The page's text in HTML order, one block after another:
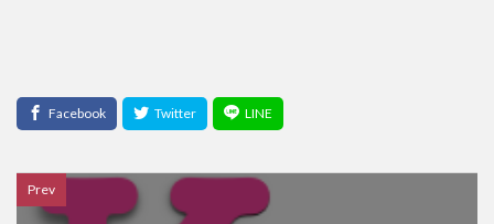
Prev